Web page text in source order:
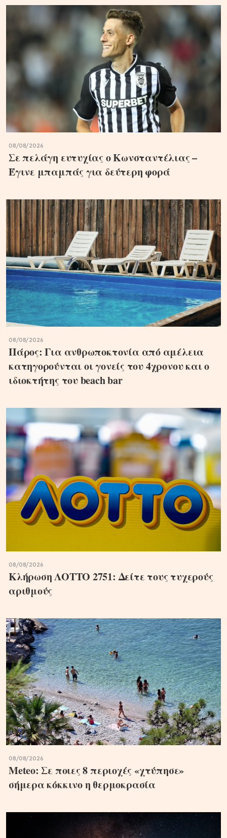
08/08/2026
Σε πελάγη ευτυχίας ο Κωνσταντέλιας –
Έγινε μπαμπάς για δεύτερη φορά
08/08/2026
Πάρος: Για ανθρωποκτονία από αμέλεια
κατηγορούνται οι γονείς του 4χρονου και ο
ιδιοκτήτης του beach bar
08/08/2026
Κλήρωση ΛΟΤΤΟ 2751: Δείτε τους τυχερούς
αριθμούς
08/08/2026
Meteo: Σε ποιες 8 περιοχές «χτύπησε»
σήμερα κόκκινο η θερμοκρασία